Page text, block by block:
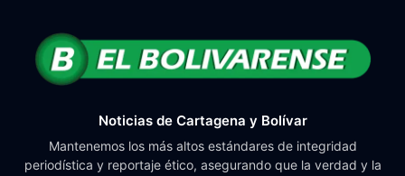
Noticias de Cartagena y Bolívar
Mantenemos los más altos estándares de integridad
periodística y reportaje ético, asegurando que la verdad y la